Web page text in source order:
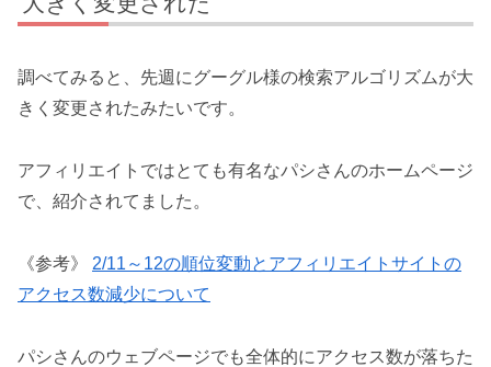
調べてみると、先週にグーグル様の検索アルゴリズムが大
きく変更されたみたいです。
アフィリエイトではとても有名なパシさんのホームページ
で、紹介されてました。
《参考》 2/11～12の順位変動とアフィリエイトサイトの
アクセス数減少について
パシさんのウェブページでも全体的にアクセス数が落ちた